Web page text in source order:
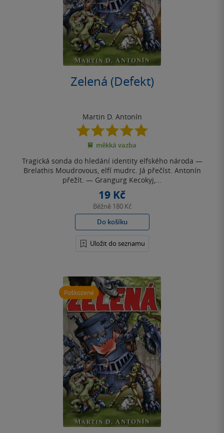
Zelená (Defekt)
Martin D. Antonín
5.0
z
5
měkká vazba
Tragická sonda do hledání identity elfského národa —
Brelathis Moudrovous, elfí mudrc. Já přečíst. Antonín
přežít. — Grangurg Kecokyj,...
19 Kč
Běžně 180 Kč
Do košíku
Uložit do seznamu
Poškozené